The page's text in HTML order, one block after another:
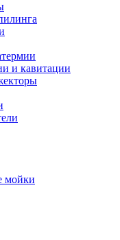
и кавитации
мойки